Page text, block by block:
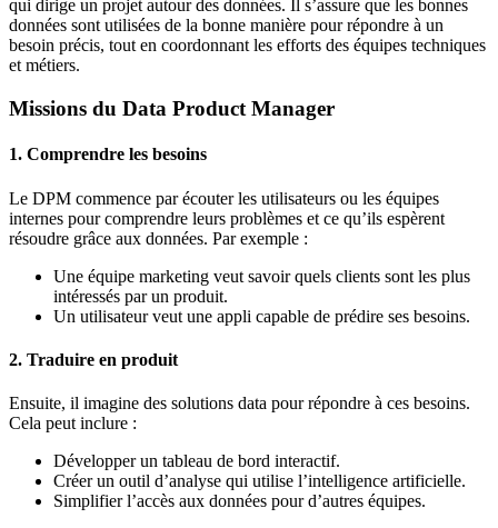
qui dirige un projet autour des données. Il s’assure que les bonnes
données sont utilisées de la bonne manière pour répondre à un
besoin précis, tout en coordonnant les efforts des équipes techniques
et métiers.
Missions du Data Product Manager
1. Comprendre les besoins
Le DPM commence par écouter les utilisateurs ou les équipes
internes pour comprendre leurs problèmes et ce qu’ils espèrent
résoudre grâce aux données. Par exemple :
Une équipe marketing veut savoir quels clients sont les plus
intéressés par un produit.
Un utilisateur veut une appli capable de prédire ses besoins.
2. Traduire en produit
Ensuite, il imagine des solutions data pour répondre à ces besoins.
Cela peut inclure :
Développer un tableau de bord interactif.
Créer un outil d’analyse qui utilise l’intelligence artificielle.
Simplifier l’accès aux données pour d’autres équipes.